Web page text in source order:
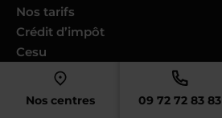
Nos centres 09 72 72 83 83
Nos tarifs
Crédit d’impôt
Cesu
Nos conseils et guides